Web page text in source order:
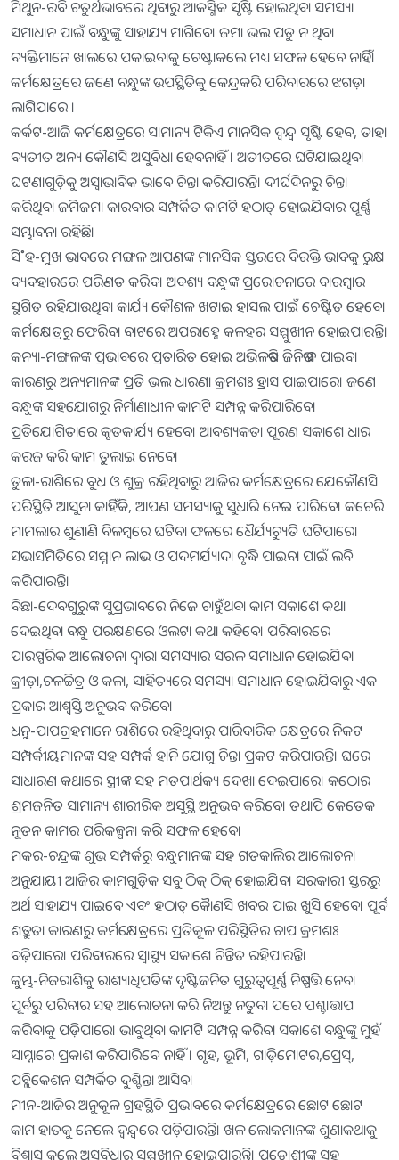
ମିଥୁନ-ରବି ଚତୁର୍ଥଭାବରେ ଥିବାରୁ ଆକସ୍ମିକ ସୃଷ୍ଟି ହୋଇଥିବା ସମସ୍ୟା
ସମାଧାନ ପାଇଁ ବନ୍ଧୁଙ୍କୁ ସାହାଯ୍ୟ ମାଗିବେ। ଜମା ଭଲ ପଡୁ ନ ଥିବା
ବ୍ୟକ୍ତିମାନେ ଖାଲରେ ପକାଇବାକୁ ଚେଷ୍ଟାକଲେ ମଧ୍ୟ ସଫଳ ହେବେ ନାହିଁ।
କର୍ମକ୍ଷେତ୍ରରେ ଜଣେ ବନ୍ଧୁଙ୍କ ଉପସ୍ଥିତିକୁ କେନ୍ଦ୍ରକରି ପରିବାରରେ ଝଗଡ଼ା
ଲାଗିପାରେ ।
କର୍କଟ-ଆଜି କର୍ମକ୍ଷେତ୍ରରେ ସାମାନ୍ୟ ଟିକିଏ ମାନସିକ ଦ୍ୱନ୍ଦ୍ୱ ସୃଷ୍ଟି ହେବ, ତାହା
ବ୍ୟତୀତ ଅନ୍ୟ କୌଣସି ଅସୁବିଧା ହେବନାହିଁ । ଅତୀତରେ ଘଟିଯାଇଥିବା
ଘଟଣାଗୁଡ଼ିକୁ ଅସ୍ବାଭାବିକ ଭାବେ ଚିନ୍ତା କରିପାରନ୍ତି। ଦୀର୍ଘଦିନରୁ ଚିନ୍ତା
କରିଥିବା ଜମିଜମା କାରବାର ସମ୍ପର୍କିତ କାମଟି ହଠାତ୍‌ ହୋଇଯିବାର ପୂର୍ଣ୍ଣ
ସମ୍ଭାବନା ରହିଛି।
ସି˚ହ-ମୁଖ ଭାବରେ ମଙ୍ଗଳ ଆପଣଙ୍କ ମାନସିକ ସ୍ତରରେ ବିରକ୍ତି ଭାବକୁ ରୁକ୍ଷ
ବ୍ୟବହାରରେ ପରିଣତ କରିବ। ଅବଶ୍ୟ ବନ୍ଧୁଙ୍କ ପ୍ରରୋଚନାରେ ବାରମ୍ବାର
ସ୍ଥଗିତ ରହିଯାଉଥିବା କାର୍ଯ୍ୟ କୌଶଳ ଖଟାଇ ହାସଲ ପାଇଁ ଚେଷ୍ଟିତ ହେବେ।
କର୍ମକ୍ଷେତ୍ରରୁ ଫେରିବା ବାଟରେ ଅପରାହ୍ନେ କଳହର ସମ୍ମୁଖୀନ ହୋଇପାରନ୍ତି।
କନ୍ୟା-ମଙ୍ଗଳଙ୍କ ପ୍ରଭାବରେ ପ୍ରତାରିତ ହୋଇ ଅଭିଳଷିତ ଜିନିଷ ନ ପାଇବା
କାରଣରୁ ଅନ୍ୟମାନଙ୍କ ପ୍ରତି ଭଲ ଧାରଣା କ୍ରମଶଃ ହ୍ରାସ ପାଇପାରେ। ଜଣେ
ବନ୍ଧୁଙ୍କ ସହଯୋଗରୁ ନିର୍ମାଣାଧୀନ କାମଟି ସମ୍ପନ୍ନ କରିପାରିବେ।
ପ୍ରତିଯୋଗିତାରେ କୃତକାର୍ଯ୍ୟ ହେବେ। ଆବଶ୍ୟକତା ପୂରଣ ସକାଶେ ଧାର
କରଜ କରି କାମ ତୁଲାଇ ନେବେ।
ତୁଳା-ରାଶିରେ ବୁଧ ଓ ଶୁକ୍ର ରହିଥିବାରୁ ଆଜିର କର୍ମକ୍ଷେତ୍ରରେ ଯେକୌଣସି
ପରିସ୍ଥିତି ଆସୁନା କାହିଁକି, ଆପଣ ସମସ୍ୟାକୁ ସୁଧାରି ନେଇ ପାରିବେ। କଚେରି
ମାମଲାର ଶୁଣାଣି ବିଳମ୍ବରେ ଘଟିବା ଫଳରେ ଧୈର୍ଯ୍ୟଚ୍ୟୁତି ଘଟିପାରେ।
ସଭାସମିତିରେ ସମ୍ମାନ ଲାଭ ଓ ପଦମର୍ଯ୍ୟାଦା ବୃଦ୍ଧି ପାଇବା ପାଇଁ ଲବି
କରିପାରନ୍ତି।
ବିଛା-ଦେବଗୁରୁଙ୍କ ସୁପ୍ରଭାବରେ ନିଜେ ଚାହୁଁଥବା କାମ ସକାଶେ କଥା
ଦେଇଥିବା ବନ୍ଧୁ ପରକ୍ଷଣରେ ଓଲଟା କଥା କହିବେ। ପରିବାରରେ
ପାରସ୍ପରିକ ଆଲୋଚନା ଦ୍ୱାରା ସମସ୍ୟାର ସରଳ ସମାଧାନ ହୋଇଯିବ।
କ୍ରୀଡ଼ା,ଚଳଚ୍ଚିତ୍ର ଓ କଳା, ସାହିତ୍ୟରେ ସମସ୍ୟା ସମାଧାନ ହୋଇଯିବାରୁ ଏକ
ପ୍ରକାର ଆଶ୍ୱସ୍ତି ଅନୁଭବ କରିବେ।
ଧନୁ-ପାପଗ୍ରହମାନେ ରାଶିରେ ରହିଥିବାରୁ ପାରିବାରିକ କ୍ଷେତ୍ରରେ ନିକଟ
ସମ୍ପର୍କୀୟମାନଙ୍କ ସହ ସମ୍ପର୍କ ହାନି ଯୋଗୁ ଚିନ୍ତା ପ୍ରକଟ କରିପାରନ୍ତି। ଘରେ
ସାଧାରଣ କଥାରେ ସ୍ତ୍ରୀଙ୍କ ସହ ମତପାର୍ଥକ୍ୟ ଦେଖା ଦେଇପାରେ। କଠୋର
ଶ୍ରମଜନିତ ସାମାନ୍ୟ ଶାରୀରିକ ଅସୁସ୍ଥି ଅନୁଭବ କରିବେ। ତଥାପି କେତେକ
ନୂତନ କାମର ପରିକଳ୍ପନା କରି ସଫଳ ହେବେ।
ମକର-ଚନ୍ଦ୍ରଙ୍କ ଶୁଭ ସମ୍ପର୍କରୁ ବନ୍ଧୁମାନଙ୍କ ସହ ଗତକାଲିର ଆଲୋଚନା
ଅନୁଯାୟୀ ଆଜିର କାମଗୁଡ଼ିକ ସବୁ ଠିକ୍‌ ଠିକ୍‌ ହୋଇଯିବ। ସରକାରୀ ସ୍ତରରୁ
ଅର୍ଥ ସାହାଯ୍ୟ ପାଇବେ ଏବଂ ହଠାତ୍‌ କାୈଣସି ଖବର ପାଇ ଖୁସି ହେବେ। ପୂର୍ବ
ଶତ୍ରୁତା କାରଣରୁ କର୍ମକ୍ଷେତ୍ରରେ ପ୍ରତିକୂଳ ପରିସ୍ଥିତିର ଚାପ କ୍ରମଶଃ
ବଢ଼ିପାରେ। ପରିବାରରେ ସ୍ବାସ୍ଥ୍ୟ ସକାଶେ ଚିନ୍ତିତ ରହିପାରନ୍ତି।
କୁମ୍ଭ-ନିଜରାଶିକୁ ରାଶ୍ୟାଧିପତିଙ୍କ ଦୃଷ୍ଟିଜନିତ ଗୁରୁତ୍ୱପୂର୍ଣ୍ଣ ନିଷ୍ପତ୍ତି ନେବା
ପୂର୍ବରୁ ପରିବାର ସହ ଆଲୋଚନା କରି ନିଅନ୍ତୁ ନତୁବା ପରେ ପଶ୍ଚାତ୍ତାପ
କରିବାକୁ ପଡ଼ିପାରେ। ଭାବୁଥିବା କାମଟି ସମ୍ପନ୍ନ କରିବା ସକାଶେ ବନ୍ଧୁଙ୍କୁ ମୁହଁ
ସାମ୍ନାରେ ପ୍ରକାଶ କରିପାରିବେ ନାହିଁ । ଗୃହ, ଭୂମି, ଗାଡ଼ିମୋଟର,ପ୍ରେସ୍‌,
ପବ୍ଲିିକେଶନ ସମ୍ପର୍କିତ ଦୁଶ୍ଚିନ୍ତା ଆସିବ।
ମୀନ-ଆଜିର ଅନୁକୂଳ ଗ୍ରହସ୍ଥିତି ପ୍ରଭାବରେ କର୍ମକ୍ଷେତ୍ରରେ ଛୋଟ ଛୋଟ
କାମ ହାତକୁ ନେଲେ ଦ୍ୱନ୍ଦ୍ବରେ ପଡ଼ିପାରନ୍ତି। ଖଳ ଲୋକମାନଙ୍କ ଶୁଣାକଥାକୁ
ବିଶ୍ୱାସ କଲେ ଅସୁବିଧାର ସମ୍ମୁଖୀନ ହୋଇପାରନ୍ତି। ପଡ଼ୋଶୀଙ୍କ ସହ